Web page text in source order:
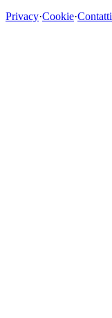
Privacy·Cookie·Contatti